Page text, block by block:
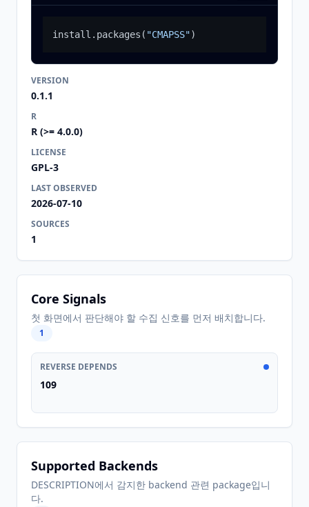
install.packages ( "CMAPSS")
VERSION
0.1.1
R
R (>= 4.0.0)
LICENSE
GPL-3
LAST OBSERVED
2026-07-10
SOURCES
1
Core Signals
첫 화면에서 판단해야 할 수집 신호를 먼저 배치합니다.
1
REVERSE DEPENDS
109
Supported Backends
DESCRIPTION에서 감지한 backend 관련 package입니
다.